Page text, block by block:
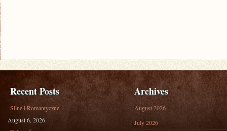
Recent Posts
Silne i Romantyczne
August 6, 2026
Archives
August 2026
July 2026